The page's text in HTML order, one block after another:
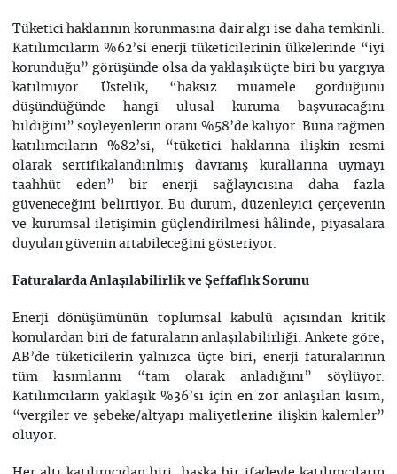
Tüketici haklarının korunmasına dair algı ise daha temkinli.
Katılımcıların %62’si enerji tüketicilerinin ülkelerinde “iyi
korunduğu” görüşünde olsa da yaklaşık üçte biri bu yargıya
katılmıyor. Üstelik, “haksız muamele gördüğünü
düşündüğünde hangi ulusal kuruma başvuracağını
bildiğini” söyleyenlerin oranı %58’de kalıyor. Buna rağmen
katılımcıların %82’si, “tüketici haklarına ilişkin resmi
olarak sertifikalandırılmış davranış kurallarına uymayı
taahhüt eden” bir enerji sağlayıcısına daha fazla
güveneceğini belirtiyor. Bu durum, düzenleyici çerçevenin
ve kurumsal iletişimin güçlendirilmesi hâlinde, piyasalara
duyulan güvenin artabileceğini gösteriyor.
Faturalarda Anlaşılabilirlik ve Şeffaflık Sorunu
Enerji dönüşümünün toplumsal kabulü açısından kritik
konulardan biri de faturaların anlaşılabilirliği. Ankete göre,
AB’de tüketicilerin yalnızca üçte biri, enerji faturalarının
tüm kısımlarını “tam olarak anladığını” söylüyor.
Katılımcıların yaklaşık %36’sı için en zor anlaşılan kısım,
“vergiler ve şebeke/altyapı maliyetlerine ilişkin kalemler”
oluyor.